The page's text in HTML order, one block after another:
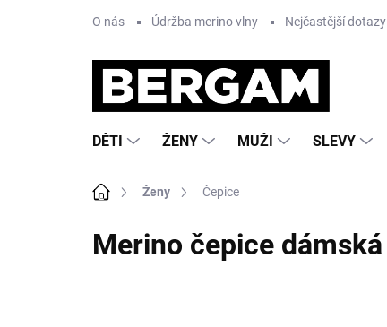
O nás Údržba merino vlny Nejčastější dotazy
DĚTI ŽENY MUŽI SLEVY
Domů Ženy Čepice
Merino čepice dámská